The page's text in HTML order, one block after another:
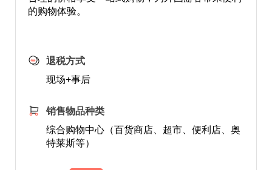
的购物体验。
退税方式
现场+事后
销售物品种类
综合购物中心（百货商店、超市、便利店、奥
特莱斯等）